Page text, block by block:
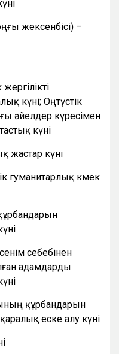
жексенбісі) –
күні; Оңтүстік
әйелдер күресімен
күні
жастар күні
гуманитарлық көмек
себебінен
адамдарды
құрбандарын
еске алу күні